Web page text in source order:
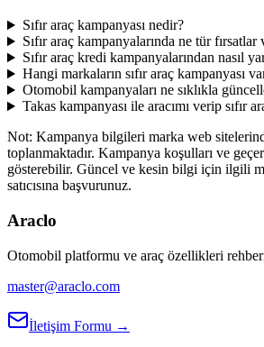
Sıfır araç kampanyası nedir?
Sıfır araç kampanyalarında ne tür fırsatlar
Sıfır araç kredi kampanyalarından nasıl
Hangi markaların sıfır araç kampanyası
Otomobil kampanyaları ne sıklıkla
Takas kampanyası ile aracımı verip sıfır
Not: Kampanya bilgileri marka web
toplanmaktadır. Kampanya koşulları ve
gösterebilir. Güncel ve kesin bilgi için ilgili
satıcısına başvurunuz.
Araclo
Otomobil platformu ve araç özellikleri
master@araclo.com
İletişim Formu →